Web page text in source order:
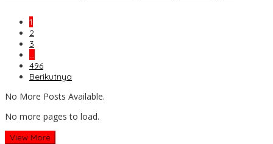
1
2
3
…
496
Berikutnya
No More Posts Available.
No more pages to load.
View More